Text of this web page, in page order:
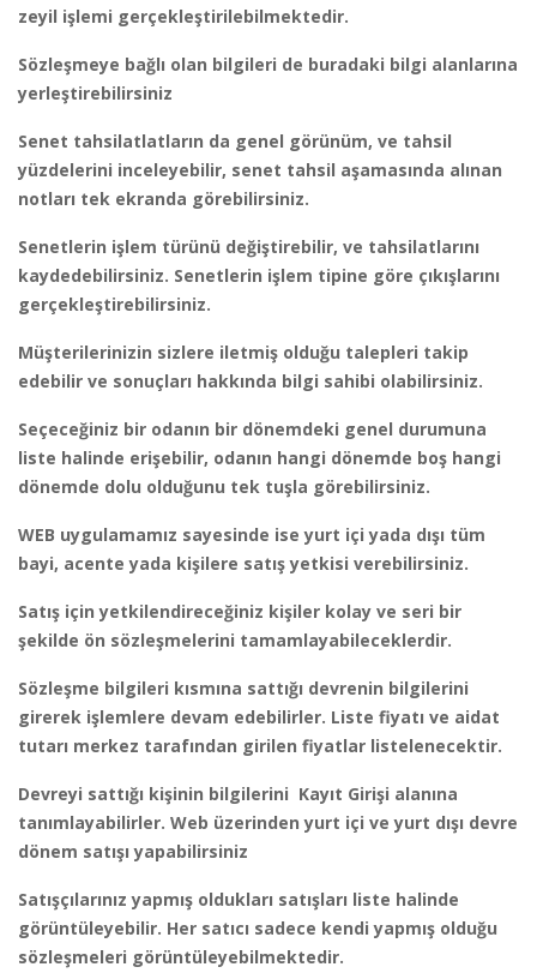
zeyil işlemi gerçekleştirilebilmektedir.
Sözleşmeye bağlı olan bilgileri de buradaki bilgi alanlarına
yerleştirebilirsiniz
Senet tahsilatlatların da genel görünüm, ve tahsil
yüzdelerini inceleyebilir, senet tahsil aşamasında alınan
notları tek ekranda görebilirsiniz.
Senetlerin işlem türünü değiştirebilir, ve tahsilatlarını
kaydedebilirsiniz. Senetlerin işlem tipine göre çıkışlarını
gerçekleştirebilirsiniz.
Müşterilerinizin sizlere iletmiş olduğu talepleri takip
edebilir ve sonuçları hakkında bilgi sahibi olabilirsiniz.
Seçeceğiniz bir odanın bir dönemdeki genel durumuna
liste halinde erişebilir, odanın hangi dönemde boş hangi
dönemde dolu olduğunu tek tuşla görebilirsiniz.
WEB uygulamamız sayesinde ise yurt içi yada dışı tüm
bayi, acente yada kişilere satış yetkisi verebilirsiniz.
Satış için yetkilendireceğiniz kişiler kolay ve seri bir
şekilde ön sözleşmelerini tamamlayabileceklerdir.
Sözleşme bilgileri kısmına sattığı devrenin bilgilerini
girerek işlemlere devam edebilirler. Liste fiyatı ve aidat
tutarı merkez tarafından girilen fiyatlar listelenecektir.
Devreyi sattığı kişinin bilgilerini Kayıt Girişi alanına
tanımlayabilirler. Web üzerinden yurt içi ve yurt dışı devre
dönem satışı yapabilirsiniz
Satışçılarınız yapmış oldukları satışları liste halinde
görüntüleyebilir. Her satıcı sadece kendi yapmış olduğu
sözleşmeleri görüntüleyebilmektedir.